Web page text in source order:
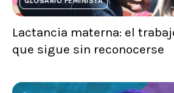
Lactancia materna: el
que sigue sin reconocerse